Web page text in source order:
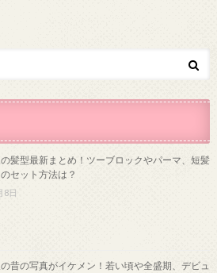
髪型最新まとめ！ツーブロックやパーマ、短髪
セット方法は？
8日
昔の写真がイケメン！若い頃や全盛期、デビュ